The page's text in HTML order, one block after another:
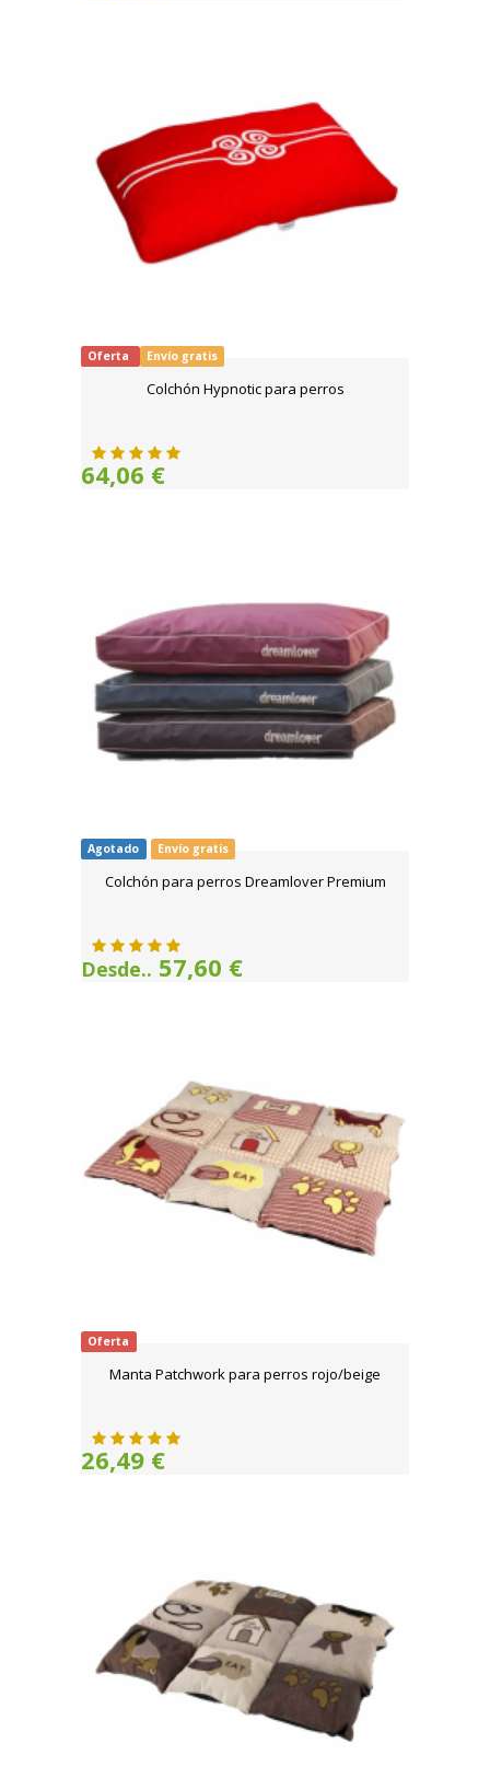
Oferta Envío gratis
Colchón Hypnotic para perros
64,06 €
Agotado Envío gratis
Colchón para perros Dreamlover Premium
Desde.. 57,60 €
Oferta
Manta Patchwork para perros rojo/beige
26,49 €